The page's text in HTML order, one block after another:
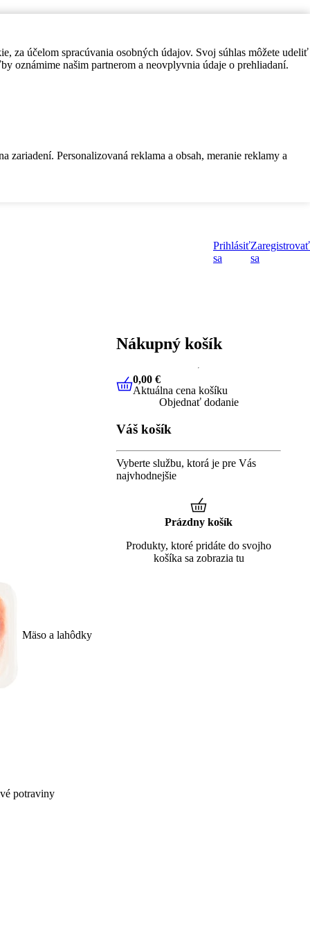
za účelom spracúvania osobných údajov. Svoj súhlas môžete udeliť
oznámime našim partnerom a neovplyvnia údaje o prehliadaní.
Personalizovaná reklama a obsah, meranie reklamy a
Prihlásiť
sa
Zaregistrovať
sa
Mäso a lahôdky
potraviny
Nákupný košík
0,00 €Aktuálna cena košíku
0,00 €
Aktuálna cena košíku
Objednať dodanie
Váš košík
Vyberte službu, ktorá je pre Vás
najvhodnejšie
Prázdny košík
Produkty, ktoré pridáte do svojho
košíka sa zobrazia tu